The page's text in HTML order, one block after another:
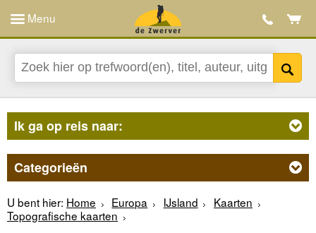
Menu
Ik ga op reis naar:
Categorieën
U bent hier: Home Europa IJsland
Kaarten
Topografische kaarten